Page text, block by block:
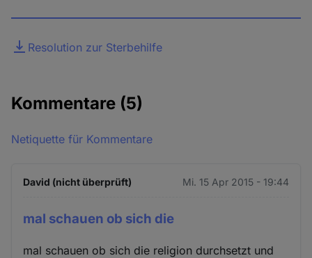
DateiResolution zur Sterbehilfe
Kommentare (5)
Netiquette für Kommentare
David (nicht überprüft) Mi. 15 Apr 2015 - 19:44
mal schauen ob sich die
mal schauen ob sich die religion durchsetzt und